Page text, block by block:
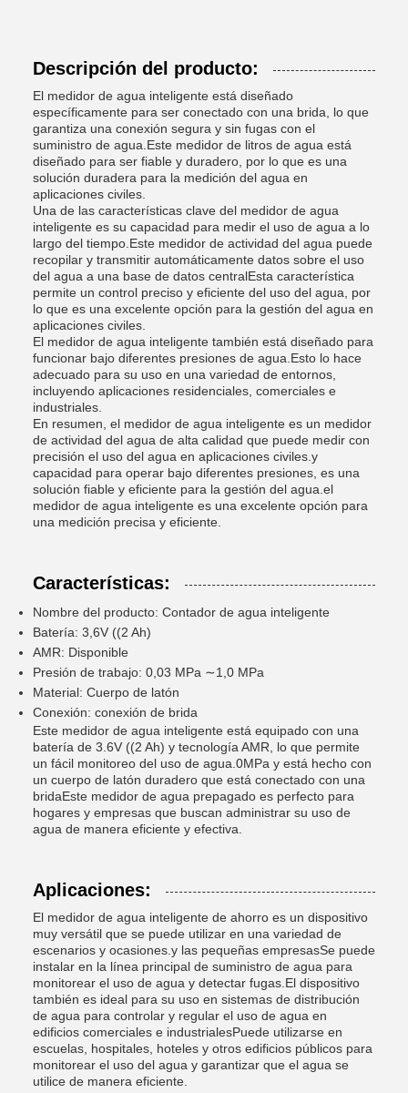
Descripción del producto:
El medidor de agua inteligente está diseñado
específicamente para ser conectado con una brida, lo que
garantiza una conexión segura y sin fugas con el
suministro de agua.Este medidor de litros de agua está
diseñado para ser fiable y duradero, por lo que es una
solución duradera para la medición del agua en
aplicaciones civiles.
Una de las características clave del medidor de agua
inteligente es su capacidad para medir el uso de agua a lo
largo del tiempo.Este medidor de actividad del agua puede
recopilar y transmitir automáticamente datos sobre el uso
del agua a una base de datos centralEsta característica
permite un control preciso y eficiente del uso del agua, por
lo que es una excelente opción para la gestión del agua en
aplicaciones civiles.
El medidor de agua inteligente también está diseñado para
funcionar bajo diferentes presiones de agua.Esto lo hace
adecuado para su uso en una variedad de entornos,
incluyendo aplicaciones residenciales, comerciales e
industriales.
En resumen, el medidor de agua inteligente es un medidor
de actividad del agua de alta calidad que puede medir con
precisión el uso del agua en aplicaciones civiles.y
capacidad para operar bajo diferentes presiones, es una
solución fiable y eficiente para la gestión del agua.el
medidor de agua inteligente es una excelente opción para
una medición precisa y eficiente.
Características:
Nombre del producto: Contador de agua inteligente
Batería: 3,6V ((2 Ah)
AMR: Disponible
Presión de trabajo: 0,03 MPa ∼1,0 MPa
Material: Cuerpo de latón
Conexión: conexión de brida
Este medidor de agua inteligente está equipado con una
batería de 3.6V ((2 Ah) y tecnología AMR, lo que permite
un fácil monitoreo del uso de agua.0MPa y está hecho con
un cuerpo de latón duradero que está conectado con una
bridaEste medidor de agua prepagado es perfecto para
hogares y empresas que buscan administrar su uso de
agua de manera eficiente y efectiva.
Aplicaciones:
El medidor de agua inteligente de ahorro es un dispositivo
muy versátil que se puede utilizar en una variedad de
escenarios y ocasiones.y las pequeñas empresasSe puede
instalar en la línea principal de suministro de agua para
monitorear el uso de agua y detectar fugas.El dispositivo
también es ideal para su uso en sistemas de distribución
de agua para controlar y regular el uso de agua en
edificios comerciales e industrialesPuede utilizarse en
escuelas, hospitales, hoteles y otros edificios públicos para
monitorear el uso del agua y garantizar que el agua se
utilice de manera eficiente.